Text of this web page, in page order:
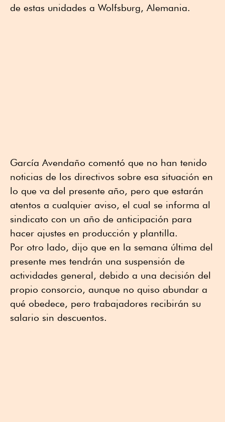
de estas unidades a Wolfsburg, Alemania.
García Avendaño comentó que no han tenido
noticias de los directivos sobre esa situación en
lo que va del presente año, pero que estarán
atentos a cualquier aviso, el cual se informa al
sindicato con un año de anticipación para
hacer ajustes en producción y plantilla.
Por otro lado, dijo que en la semana última del
presente mes tendrán una suspensión de
actividades general, debido a una decisión del
propio consorcio, aunque no quiso abundar a
qué obedece, pero trabajadores recibirán su
salario sin descuentos.